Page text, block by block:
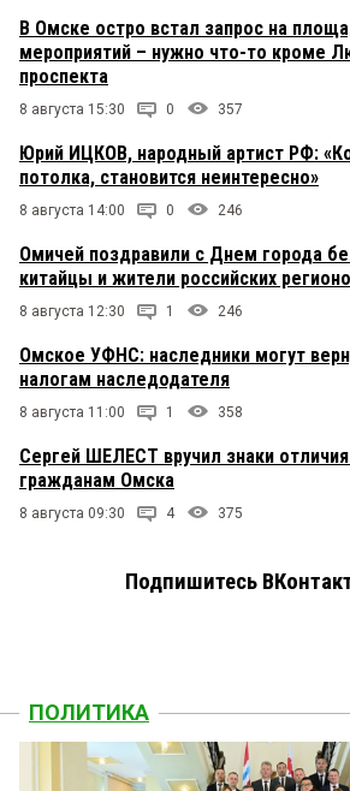
В Омске остро встал запрос на
мероприятий – нужно что-то кроме
проспекта
8 августа 15:30 0 357
Юрий ИЦКОВ, народный артист РФ:
потолка, становится неинтересно»
8 августа 14:00 0 246
Омичей поздравили с Днем города
китайцы и жители российских
8 августа 12:30 1 246
Омское УФНС: наследники могут
налогам наследодателя
8 августа 11:00 1 358
Сергей ШЕЛЕСТ вручил знаки
гражданам Омска
8 августа 09:30 4 375
Подпишитесь
ПОЛИТИКА